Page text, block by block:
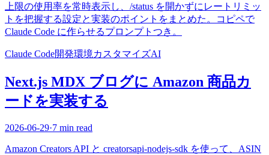
上限の使用率を常時表示し、/status を開かずにレートリミッ
トを把握する設定と実装のポイントをまとめた。コピペで
Claude Code に作らせるプロンプトつき。
Claude Code開発環境カスタマイズAI
Next.js MDX ブログに Amazon 商品カ
ードを実装する
2026-06-29·7 min read
Amazon Creators API と creatorsapi-nodejs-sdk を使って、ASIN